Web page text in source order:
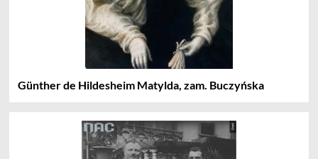
Günther de Hildesheim Matylda, zam. Buczyńska